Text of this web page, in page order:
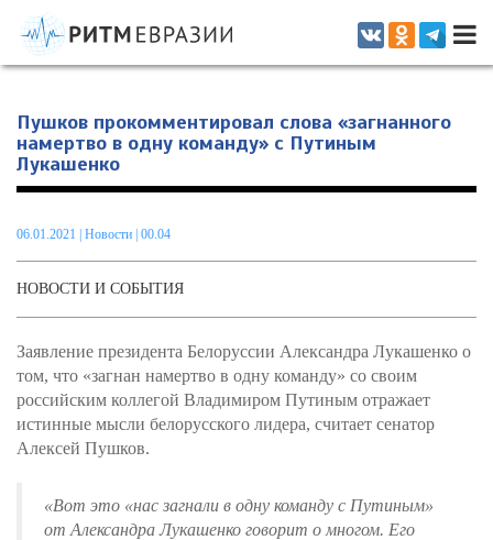
Информационно-аналитическое издание, посвященное актуальным
проблемам интеграции на постсоветском пространстве
Пушков прокомментировал слова «загнанного
намертво в одну команду» с Путиным
Лукашенко
06.01.2021 Новости | 00.04
НОВОСТИ И СОБЫТИЯ
Заявление президента Белоруссии Александра Лукашенко о
том, что «загнан намертво в одну команду» со своим
российским коллегой Владимиром Путиным отражает
истинные мысли белорусского лидера, считает сенатор
Алексей Пушков.
«Вот это «нас загнали в одну команду с Путиным»
от Александра Лукашенко говорит о многом. Его